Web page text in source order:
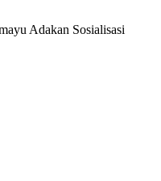
Adakan Sosialisasi